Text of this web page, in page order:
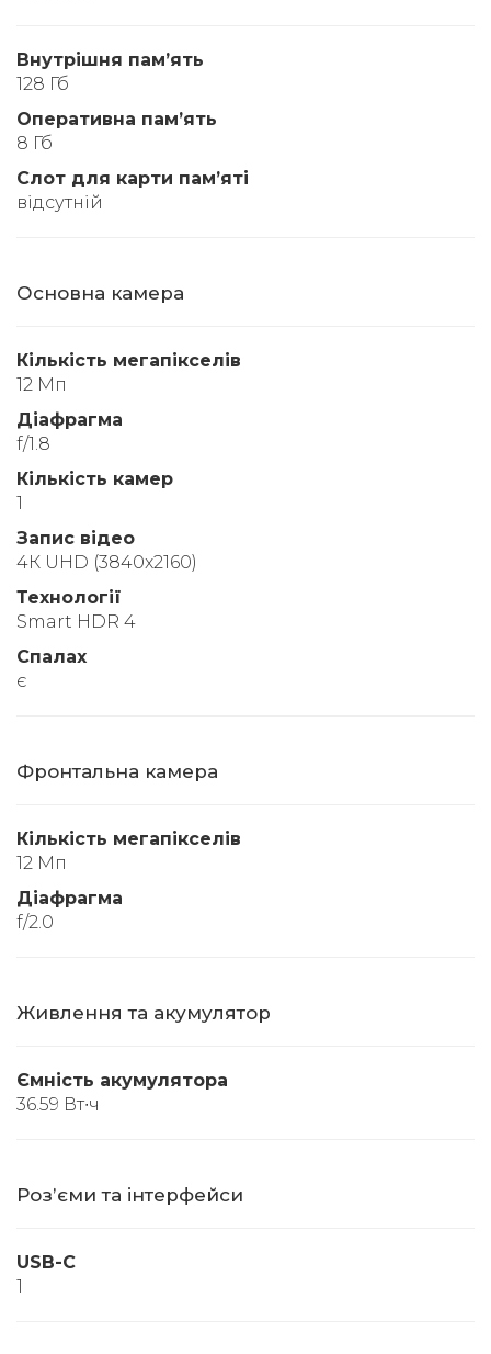
Внутрішня памʼять
128 Гб
Оперативна памʼять
8 Гб
Слот для карти памʼяті
відсутній
Основна камера
Кількість мегапікселів
12 Мп
Діафрагма
f/1.8
Кількість камер
1
Запис відео
4К UHD (3840x2160)
Технології
Smart HDR 4
Спалах
є
Фронтальна камера
Кількість мегапікселів
12 Мп
Діафрагма
f/2.0
Живлення та акумулятор
Ємність акумулятора
36.59 Вт∙ч
Розʼєми та інтерфейси
USB-C
1